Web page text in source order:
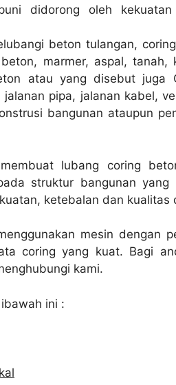
didorong oleh
beton tulangan,
marmer, aspal, tanah,
atau yang disebut juga
pipa, jalanan kabel,
bangunan ataupun
lubang coring
struktur bangunan
ketebalan dan kualitas
mesin dengan
coring yang kuat. Bagi
kami.
ini :